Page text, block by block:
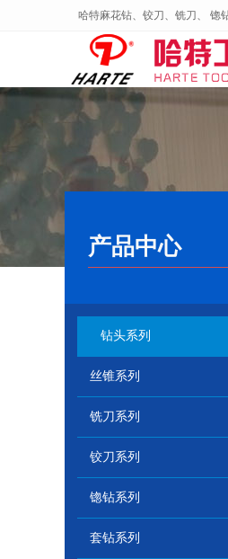
哈特麻花钻、铰刀、铣刀、 锪
产品中心
钻头系列
丝锥系列
铣刀系列
铰刀系列
锪钻系列
套钻系列